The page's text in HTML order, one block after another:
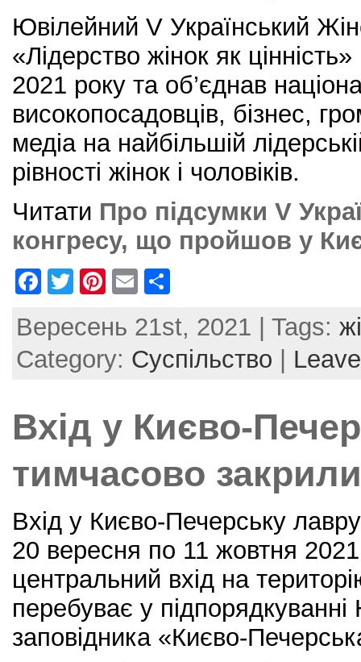
Ювілейний V Український
«Лідерство жінок як
2021 року та об’єднав
високопосадовців, бізнес,
медіа на найбільшій
рівності жінок і чоловіків.
Читати Про підсумки V
конгресу, що пройшов у
F
c
e
o
k
T
itt
er
Pi
er
e
E
ai
l
ar
e
Вересень 21st, 2021 | Tags:
Category: Суспільство |
Вхід у Києво-
тимчасово закрили
Вхід у Києво-Печерську
20 вересня по 11 жовтня
центральний вхід на
перебуває у підпорядкуванні
заповідника «Києво-